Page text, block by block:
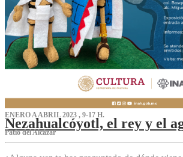
ENERO A ABRIL 2023 , 9-17 H.
Nezahualcóyotl, el rey y el
Patio del Alcázar